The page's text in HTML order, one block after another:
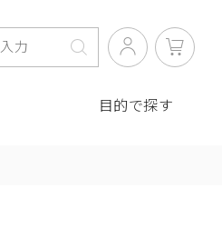
目的で探す